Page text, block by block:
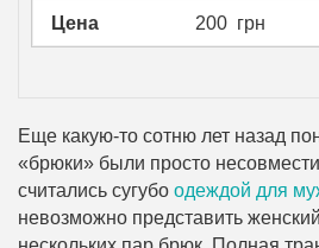
Цена 200 грн
Еще какую-то сотню лет назад
«брюки» были просто
считались сугубоодеждой для
невозможно представить